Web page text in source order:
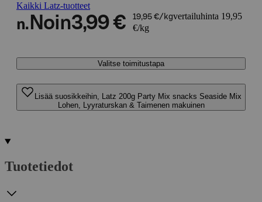
Kaikki Latz-tuotteet
n. Noin3,99 € 19,95 €/kgvertailuhinta 19,95
€/kg
Valitse toimitustapa
Lisää suosikkeihin, Latz 200g Party Mix snacks Seaside Mix
Lohen, Lyyraturskan & Taimenen makuinen
Tuotetiedot